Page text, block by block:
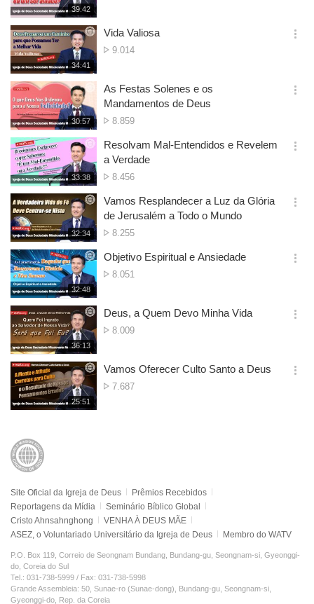
재
생
시
간
39:42
기
재
생
시
간
34:41
Vida Valiosa
Nº
9.014
옵
기
재
생
시
간
30:57
As Festas Solenes e os
Mandamentos de Deus
Nº
Visualizações
8.859
옵
기
재
생
시
간
33:38
Resolvam Mal-Entendidos e Revelem
a Verdade
Nº
Visualizações
8.456
옵
기
재
생
시
간
32:34
Vamos Resplandecer a Luz da Glória
de Jerusalém a Todo o Mundo
Nº
Visualizações
8.255
옵
기
재
생
시
간
32:48
Objetivo Espiritual e Ansiedade
Nº
8.051
옵
기
재
생
시
간
36:13
Deus, a Quem Devo Minha Vida
Nº
8.009
옵
기
재
생
25:51
Vamos Oferecer Culto Santo a Deus
Nº
7.687
옵
Site Oficial da Igreja de Deus
Prêmios Recebidos
Reportagens da Mídia
Seminário Bíblico Global
Cristo Ahnsahnghong
VENHA À DEUS MÃE
ASEZ, o Voluntariado Universitário da Igreja de Deus
Membro do WATV
P.O. Box 119, Correio de Seongnam Bundang, Bundang-gu, Seongnam-si, Gyeonggi-
do, Coreia do Sul
Tel.: 031-738-5999 / Fax: 031-738-5998
Grande Assembleia: 50, Sunae-ro (Sunae-dong), Bundang-gu, Seongnam-si,
Gyeonggi-do, Rep. da Coreia